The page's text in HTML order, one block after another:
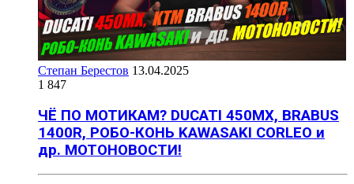
Степан Берестов 13.04.2025
1 847
ЧЁ ПО МОТИКАМ? DUCATI 450MX, BRABUS
1400R, РОБО-КОНЬ KAWASAKI CORLEO и
др. МОТОНОВОСТИ!